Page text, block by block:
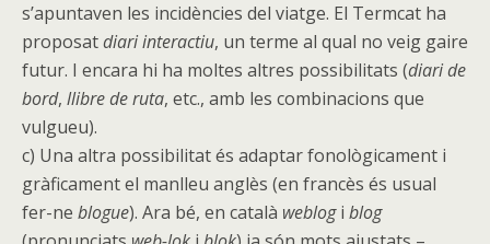
s’apuntaven les incidències del viatge. El Termcat ha
proposatdiari interactiu, un terme al qual no veig gaire
futur. I encara hi ha moltes altres possibilitats (diari de
bord, llibre de ruta, etc., amb les combinacions que
vulgueu).
c) Una altra possibilitat és adaptar fonològicament i
gràficament el manlleu anglès (en francès és usual
fer-ne blogue). Ara bé, en català weblogi blog